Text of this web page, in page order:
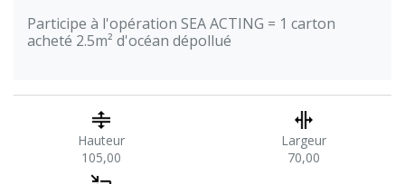
Participe à l'opération SEA ACTING = 1 carton
acheté 2.5m² d'océan dépollué
Hauteur
105,00
Largeur
70,00